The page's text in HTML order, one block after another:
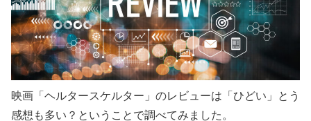
映画「ヘルタースケルター」のレビューは「ひどい」とう
感想も多い？ということで調べてみました。